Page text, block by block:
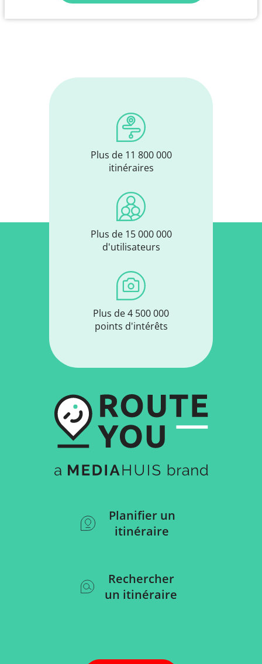
Plus de 11 800 000
itinéraires
Plus de 15 000 000
d'utilisateurs
Plus de 4 500 000
points d'intérêts
Planifier un
itinéraire
Rechercher
un itinéraire